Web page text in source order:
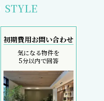
STYLE
初期費用お問い合わせ
気になる物件を
5分以内で回答